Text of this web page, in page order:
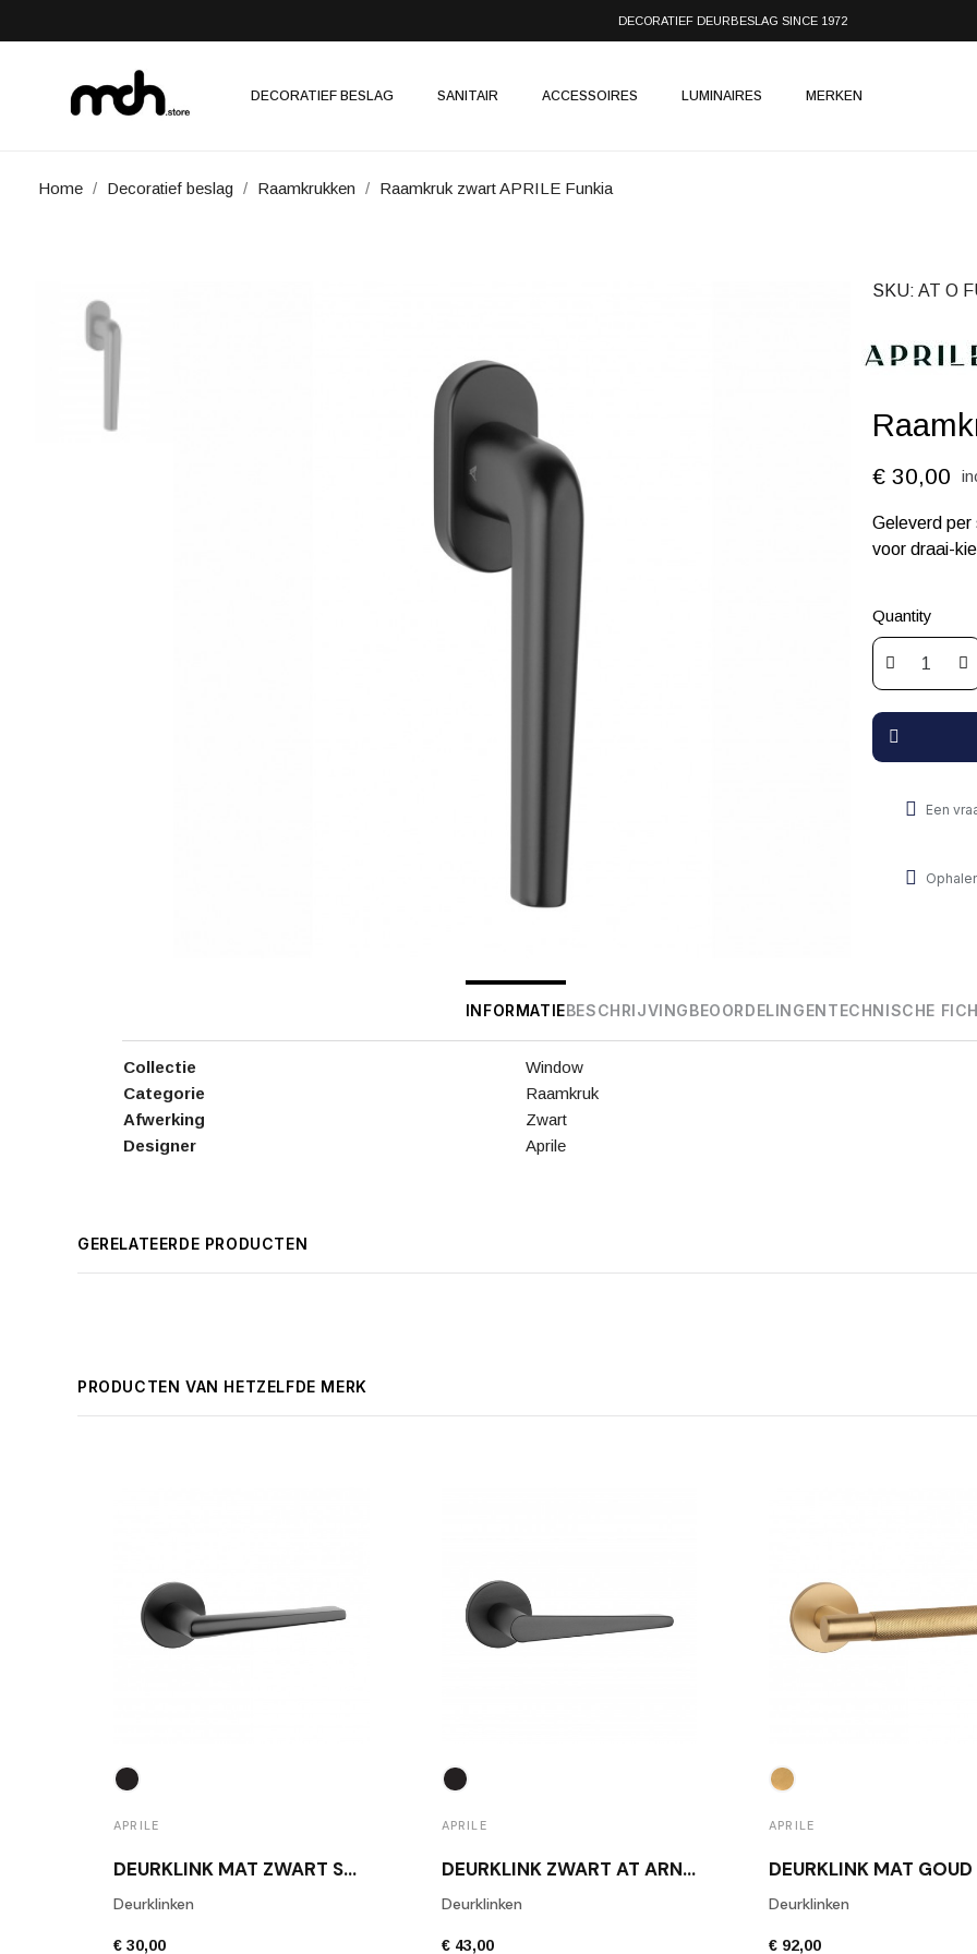
DECORATIEF DEURBESLAG SINCE 1972
DECORATIEF BESLAG SANITAIR ACCESSOIRES LUMINAIRES MERKEN
Home Decoratief beslag Raamkrukken Raamkruk zwart APRILE Funkia
SKU AT O
€ 30,00
Geleverd
voor draai-
Quantity
Een
INFORMATIEBESCHRIJVINGBEOORDELINGENTECHNISCHE
Collectie
Window
Categorie
Raamkruk
Afwerking
Zwart
Designer
Aprile
GERELATEERDE PRODUCTEN
PRODUCTEN VAN HETZELFDE MERK
APRILE
DEURKLINK MAT ZWART SALTA
Deurklinken
€ 30,00
APRILE
DEURKLINK ZWART AT ARNICA R 7S BLACK
Deurklinken
€ 43,00
APRILE
Deurklinken
€ 92,00